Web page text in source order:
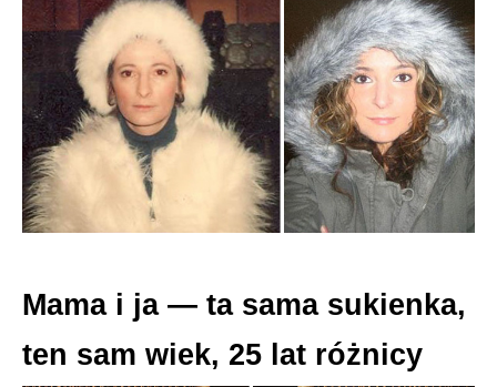
Mama i ja — ta sama sukienka,
ten sam wiek, 25 lat różnicy